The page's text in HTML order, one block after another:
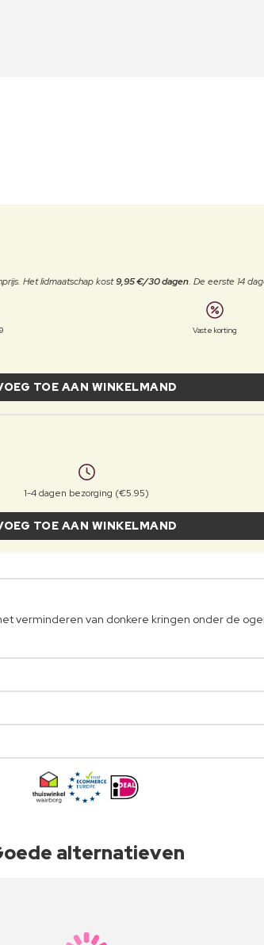
Het lidmaatschap kost9,95 €/30 dagen. De eerste 14
Vaste korting
TOE AAN WINKELMAND
1-4 dagen bezorging (€5.95)
TOE AAN WINKELMAND
verminderen van donkere kringen onder de
alternatieven